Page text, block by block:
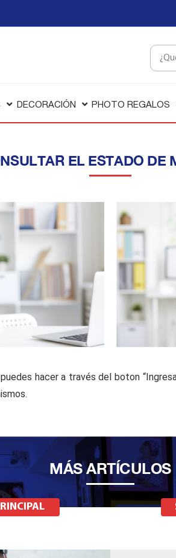
DECORACIÓN PHOTO REGALOS
EL ESTADO DE
hacer a través del boton
MÁS ARTÍCULOS